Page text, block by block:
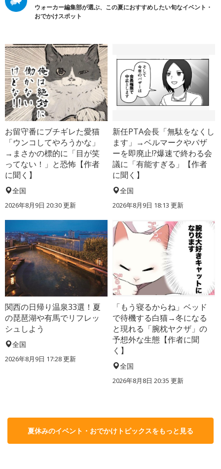
ウォーカー編集部が選ぶ、この夏におすすめしたい旬なイベント・
おでかけスポット
お留守番にブチギレた愛猫
「ウンコしてやろうかな」
→まさかの標的に「目が笑
ってない！」と恐怖【作者
に聞く】
全国
2026年8月9日 20:30更新
新任PTA会長「無駄をなくし
ます」→ベルマークやバザ
ーを即廃止!?爆速で終わる会
議に「有能すぎる」【作者
に聞く】
全国
2026年8月9日 18:13 更新
関西の日帰り温泉33選！夏
の琵琶湖や有馬でリフレッ
シュしよう
全国
2026年8月9日 17:28更新
「もう寝るからね」ベッド
で待機する白猫→冬になる
と現れる「腕枕ヤクザ」の
予想外な生態【作者に聞
く】
全国
2026年8月8日 20:35 更新
夏休みのイベント・おでかけトピックスをもっと見る